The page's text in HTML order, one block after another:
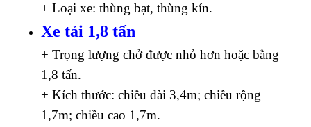
+ Loại xe: thùng bạt, thùng kín.
Xe tải 1,8 tấn
+ Trọng lượng chở được nhỏ hơn hoặc bằng
1,8 tấn.
+ Kích thước: chiều dài 3,4m; chiều rộng
1,7m; chiều cao 1,7m.